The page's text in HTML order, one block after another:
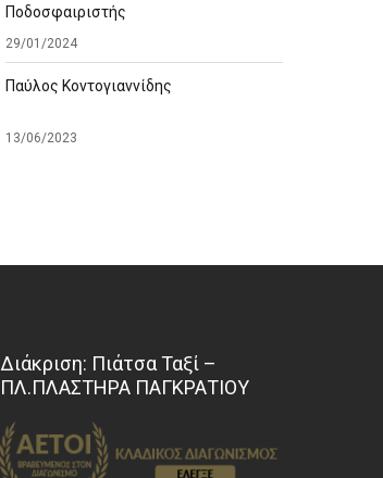
Ποδοσφαιριστής
29/01/2024
Παύλος Κοντογιαννίδης
13/06/2023
Διάκριση: Πιάτσα Ταξί –
ΠΛ.ΠΛΑΣΤΗΡΑ ΠΑΓΚΡΑΤΙΟΥ